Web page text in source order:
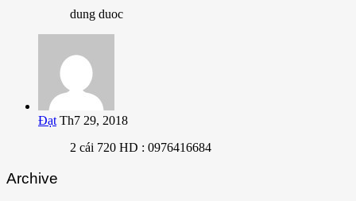
dung duoc
Đạt Th7 29, 2018
2 cái 720 HD : 0976416684
Archive